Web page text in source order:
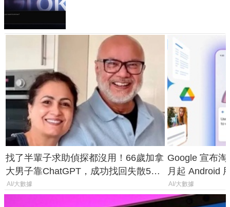
找了半輩子求助偵探都沒用！66歲加拿
大男子靠ChatGPT，成功找回失散50
年家人
AI/大數據
Google 宣布
月起 Android
AI/大數據